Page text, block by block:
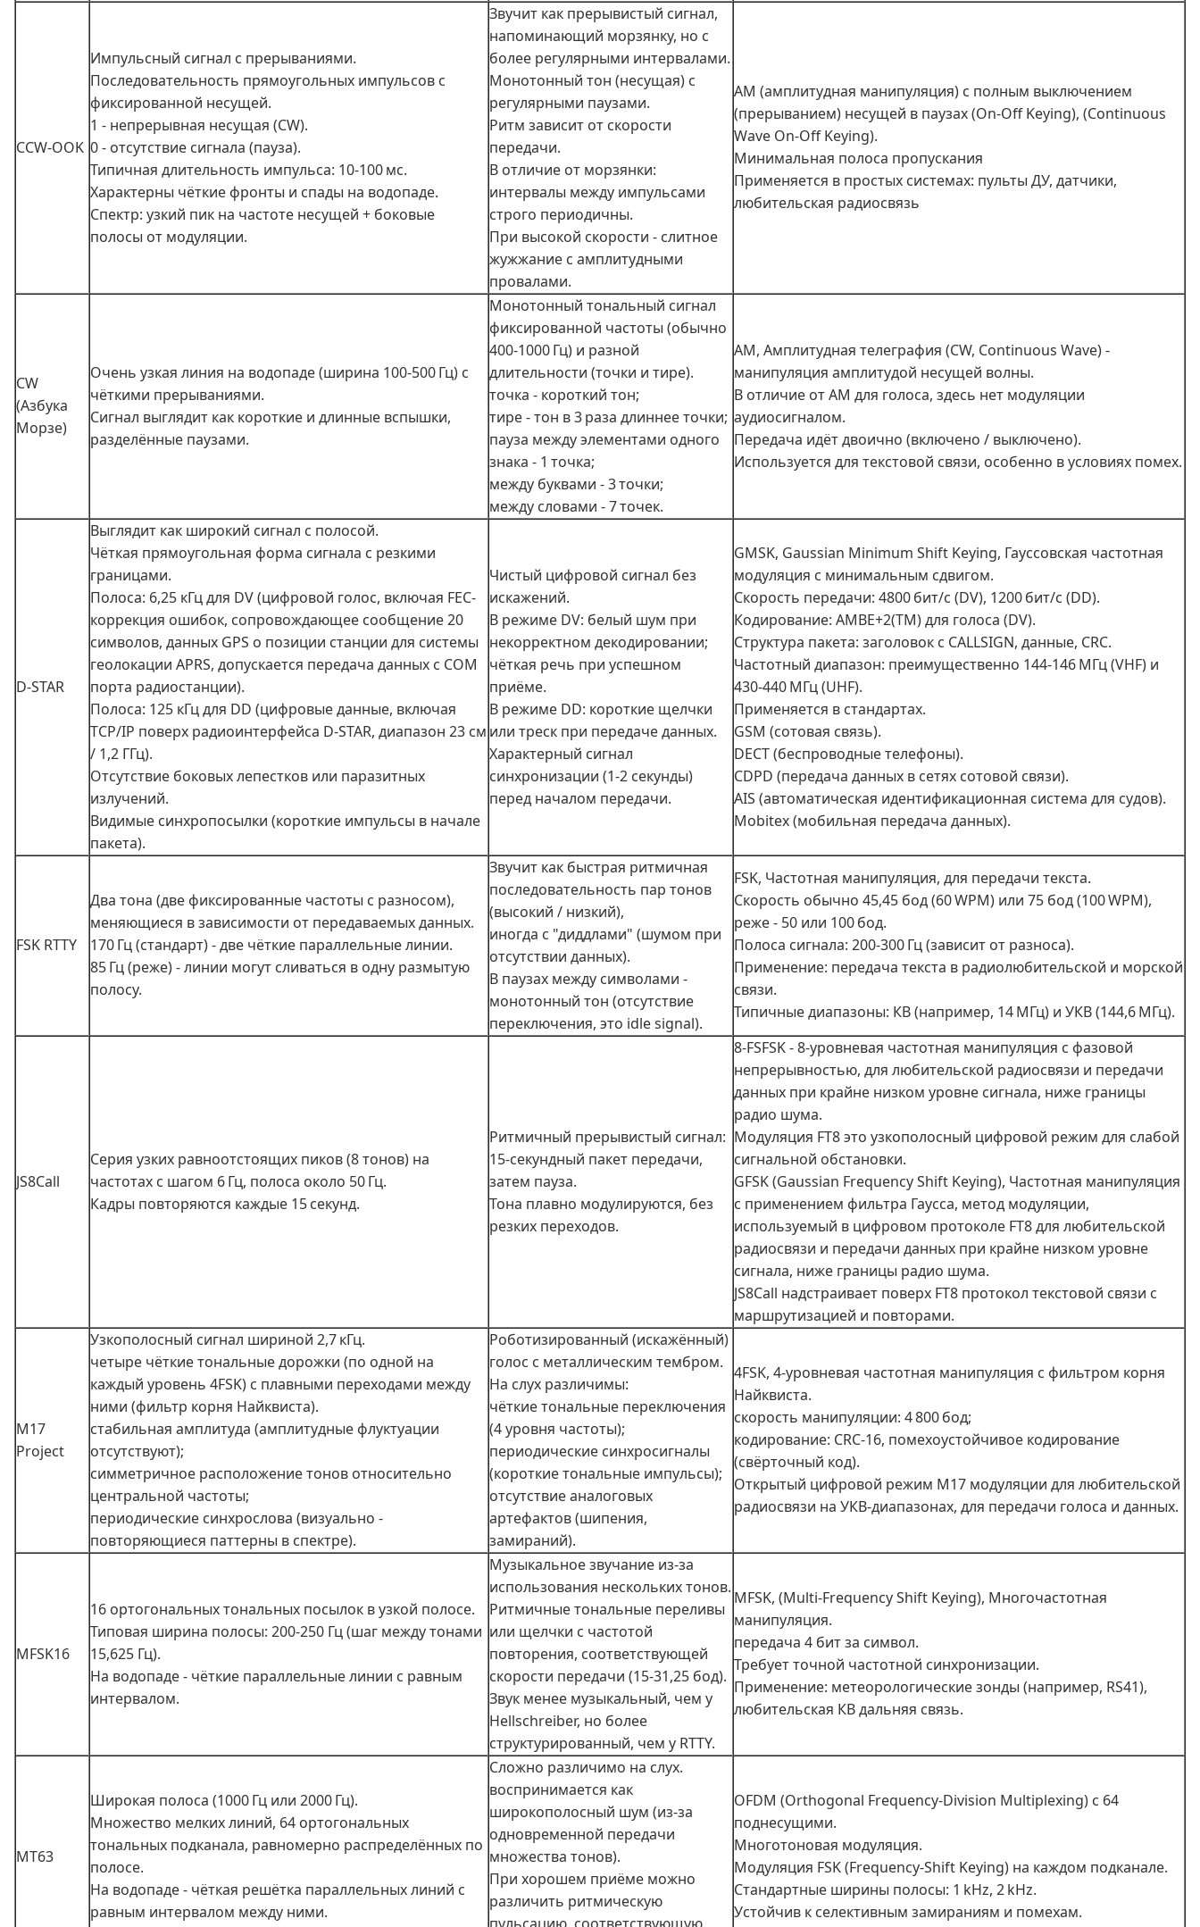
CCW-OOK
Импульсный сигнал с прерываниями.
Последовательность прямоугольных импульсов с
фиксированной несущей.
1 - непрерывная несущая (CW).
0 - отсутствие сигнала (пауза).
Типичная длительность импульса: 10-100 мс.
Характерны чёткие фронты и спады на водопаде.
Спектр: узкий пик на частоте несущей + боковые
полосы от модуляции.
Звучит как прерывистый сигнал,
напоминающий морзянку, но с
более регулярными интервалами.
Монотонный тон (несущая) с
регулярными паузами.
Ритм зависит от скорости
передачи.
В отличие от морзянки:
интервалы между импульсами
строго периодичны.
При высокой скорости - слитное
жужжание с амплитудными
провалами.
AM (амплитудная манипуляция) с полным выключением
(прерыванием) несущей в паузах (On‑Off Keying), (Continuous
Wave On‑Off Keying).
Минимальная полоса пропускания
Применяется в простых системах: пульты ДУ, датчики,
любительская радиосвязь
CW
(Азбука
Морзе)
Очень узкая линия на водопаде (ширина 100-500 Гц) с
чёткими прерываниями.
Сигнал выглядит как короткие и длинные вспышки,
разделённые паузами.
Монотонный тональный сигнал
фиксированной частоты (обычно
400-1000 Гц) и разной
длительности (точки и тире).
точка - короткий тон;
тире - тон в 3 раза длиннее точки;
пауза между элементами одного
знака - 1 точка;
между буквами - 3 точки;
между словами - 7 точек.
AM, Амплитудная телеграфия (CW, Continuous Wave) -
манипуляция амплитудой несущей волны.
В отличие от AM для голоса, здесь нет модуляции
аудиосигналом.
Передача идёт двоично (включено / выключено).
Используется для текстовой связи, особенно в условиях помех.
D-STAR
Выглядит как широкий сигнал с полосой.
Чёткая прямоугольная форма сигнала с резкими
границами.
Полоса: 6,25 кГц для DV (цифровой голос, включая FEC-
коррекция ошибок, сопровождающее сообщение 20
символов, данных GPS о позиции станции для системы
геолокации APRS, допускается передача данных с COM
порта радиостанции).
Полоса: 125 кГц для DD (цифровые данные, включая
TCP/IP поверх радиоинтерфейса D-STAR, диапазон 23 см
/ 1,2 ГГц).
Отсутствие боковых лепестков или паразитных
излучений.
Видимые синхропосылки (короткие импульсы в начале
пакета).
Чистый цифровой сигнал без
искажений.
В режиме DV: белый шум при
некорректном декодировании;
чёткая речь при успешном
приёме.
В режиме DD: короткие щелчки
или треск при передаче данных.
Характерный сигнал
синхронизации (1-2 секунды)
перед началом передачи.
GMSK, Gaussian Minimum Shift Keying, Гауссовская частотная
модуляция с минимальным сдвигом.
Скорость передачи: 4800 бит/с (DV), 1200 бит/с (DD).
Кодирование: AMBE+2(TM) для голоса (DV).
Структура пакета: заголовок с CALLSIGN, данные, CRC.
Частотный диапазон: преимущественно 144-146 МГц (VHF) и
430-440 МГц (UHF).
Применяется в стандартах.
GSM (сотовая связь).
DECT (беспроводные телефоны).
CDPD (передача данных в сетях сотовой связи).
AIS (автоматическая идентификационная система для судов).
Mobitex (мобильная передача данных).
FSK RTTY
Два тона (две фиксированные частоты с разносом),
меняющиеся в зависимости от передаваемых данных.
170 Гц (стандарт) - две чёткие параллельные линии.
85 Гц (реже) - линии могут сливаться в одну размытую
полосу.
Звучит как быстрая ритмичная
последовательность пар тонов
(высокий / низкий),
иногда с "диддлами" (шумом при
отсутствии данных).
В паузах между символами -
монотонный тон (отсутствие
переключения, это idle signal).
FSK, Частотная манипуляция, для передачи текста.
Скорость обычно 45,45 бод (60 WPM) или 75 бод (100 WPM),
реже - 50 или 100 бод.
Полоса сигнала: 200-300 Гц (зависит от разноса).
Применение: передача текста в радиолюбительской и морской
связи.
Типичные диапазоны: КВ (например, 14 МГц) и УКВ (144,6 МГц).
JS8Call
Серия узких равноотстоящих пиков (8 тонов) на
частотах с шагом 6 Гц, полоса около 50 Гц.
Кадры повторяются каждые 15 секунд.
Ритмичный прерывистый сигнал:
15‑секундный пакет передачи,
затем пауза.
Тона плавно модулируются, без
резких переходов.
8‑FSFSK - 8‑уровневая частотная манипуляция с фазовой
непрерывностью, для любительской радиосвязи и передачи
данных при крайне низком уровне сигнала, ниже границы
радио шума.
Модуляция FT8 это узкополосный цифровой режим для слабой
сигнальной обстановки.
GFSK (Gaussian Frequency Shift Keying), Частотная манипуляция
с применением фильтра Гаусса, метод модуляции,
используемый в цифровом протоколе FT8 для любительской
радиосвязи и передачи данных при крайне низком уровне
сигнала, ниже границы радио шума.
JS8Call надстраивает поверх FT8 протокол текстовой связи с
маршрутизацией и повторами.
M17
Project
Узкополосный сигнал шириной 2,7 кГц.
четыре чёткие тональные дорожки (по одной на
каждый уровень 4FSK) с плавными переходами между
ними (фильтр корня Найквиста).
стабильная амплитуда (амплитудные флуктуации
отсутствуют);
симметричное расположение тонов относительно
центральной частоты;
периодические синхрослова (визуально -
повторяющиеся паттерны в спектре).
Роботизированный (искажённый)
голос с металлическим тембром.
На слух различимы:
чёткие тональные переключения
(4 уровня частоты);
периодические синхросигналы
(короткие тональные импульсы);
отсутствие аналоговых
артефактов (шипения,
замираний).
4FSK, 4‑уровневая частотная манипуляция с фильтром корня
Найквиста.
скорость манипуляции: 4 800 бод;
кодирование: CRC-16, помехоустойчивое кодирование
(свёрточный код).
Открытый цифровой режим M17 модуляции для любительской
радиосвязи на УКВ‑диапазонах, для передачи голоса и данных.
MFSK16
16 ортогональных тональных посылок в узкой полосе.
Типовая ширина полосы: 200-250 Гц (шаг между тонами
15,625 Гц).
На водопаде - чёткие параллельные линии с равным
интервалом.
Музыкальное звучание из-за
использования нескольких тонов.
Ритмичные тональные переливы
или щелчки с частотой
повторения, соответствующей
скорости передачи (15-31,25 бод).
Звук менее музыкальный, чем у
Hellschreiber, но более
структурированный, чем у RTTY.
MFSK, (Multi-Frequency Shift Keying), Многочастотная
манипуляция.
передача 4 бит за символ.
Требует точной частотной синхронизации.
Применение: метеорологические зонды (например, RS41),
любительская КВ дальняя связь.
MT63
Широкая полоса (1000 Гц или 2000 Гц).
Множество мелких линий, 64 ортогональных
тональных подканала, равномерно распределённых по
полосе.
На водопаде - чёткая решётка параллельных линий с
равным интервалом между ними.
Сложно различимо на слух.
воспринимается как
широкополосный шум (из‑за
одновременной передачи
множества тонов).
При хорошем приёме можно
различить ритмическую
пульсацию, соответствующую
OFDM (Orthogonal Frequency-Division Multiplexing) с 64
поднесущими.
Многотоновая модуляция.
Модуляция FSK (Frequency-Shift Keying) на каждом подканале.
Стандартные ширины полосы: 1 kHz, 2 kHz.
Устойчив к селективным замираниям и помехам.